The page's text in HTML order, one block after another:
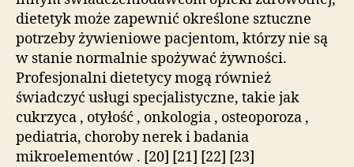
dietetyk może zapewnić określone sztuczne
potrzeby żywieniowe pacjentom, którzy nie są
w stanie normalnie spożywać żywności.
Profesjonalni dietetycy mogą również
świadczyć usługi specjalistyczne, takie jak
cukrzyca , otyłość , onkologia , osteoporoza ,
pediatria, choroby nerek i badania
mikroelementów . [20] [21] [22] [23]